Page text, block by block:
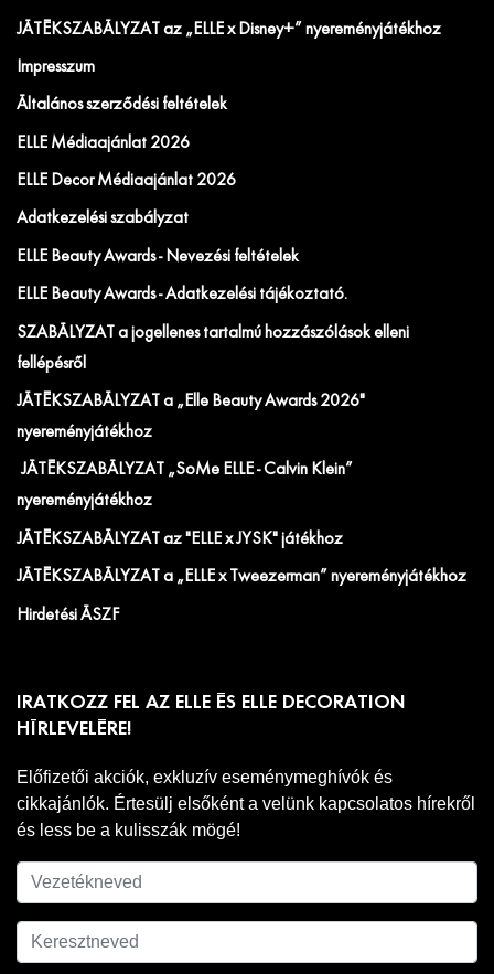
JÁTÉKSZABÁLYZAT az „ELLE x Disney+” nyereményjátékhoz
Impresszum
Általános szerződési feltételek
ELLE Médiaajánlat 2026
ELLE Decor Médiaajánlat 2026
Adatkezelési szabályzat
ELLE Beauty Awards - Nevezési feltételek
ELLE Beauty Awards - Adatkezelési tájékoztató.
SZABÁLYZAT a jogellenes tartalmú hozzászólások elleni
fellépésről
JÁTÉKSZABÁLYZAT a „Elle Beauty Awards 2026"
nyereményjátékhoz
JÁTÉKSZABÁLYZAT „SoMe ELLE - Calvin Klein”
nyereményjátékhoz
JÁTÉKSZABÁLYZAT az "ELLE x JYSK" játékhoz
JÁTÉKSZABÁLYZAT a „ELLE x Tweezerman” nyereményjátékhoz
Hirdetési ÁSZF
IRATKOZZ FEL AZ ELLE ÉS ELLE DECORATION
HÍRLEVELÉRE!
Előfizetői akciók, exkluzív eseménymeghívók és
cikkajánlók. Értesülj elsőként a velünk kapcsolatos hírekről
és less be a kulisszák mögé!